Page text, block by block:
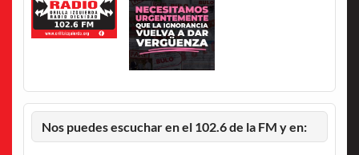
Nos puedes escuchar en el 102.6 de la FM y en: